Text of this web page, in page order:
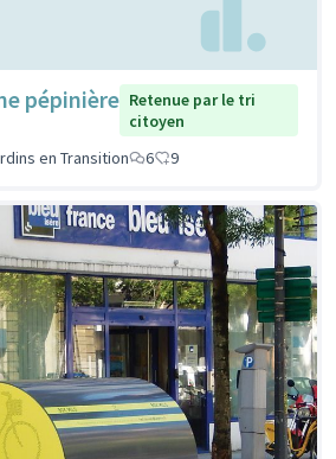
pépinière Retenue par le tri
citoyen
en Transition
6 9